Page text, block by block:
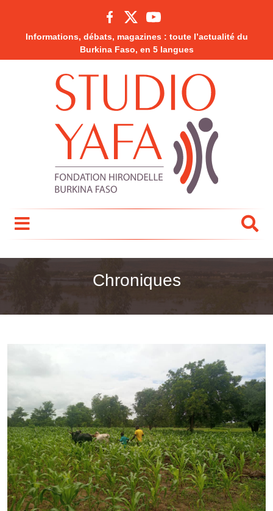
Informations, débats, magazines : toute l’actualité du
Burkina Faso, en 5 langues
Chroniques